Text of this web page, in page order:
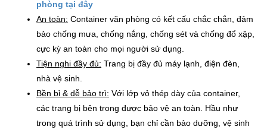
phòng tại đây
An toàn: Container văn phòng có kết cấu chắc chắn, đảm
bảo chống mưa, chống nắng, chống sét và chống đổ xập,
cực kỳ an toàn cho mọi người sử dụng.
Tiện nghi đầy đủ: Trang bị đầy đủ máy lạnh, điện đèn,
nhà vệ sinh.
Bền bỉ & dễ bảo trì: Với lớp vỏ thép dày của container,
các trang bị bên trong được bảo vệ an toàn. Hầu như
trong quá trình sử dụng, bạn chỉ cần bảo dưỡng, vệ sinh